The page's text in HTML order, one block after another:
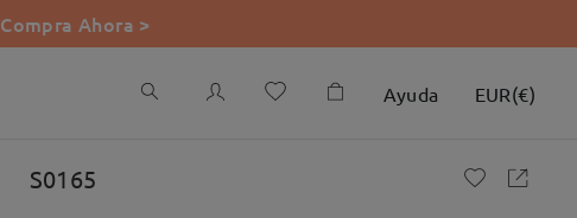
Compra Ahora >
Ayuda EUR(€)
S0165